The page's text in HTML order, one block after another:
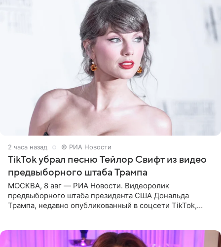
2 часа назад © РИА Новости
TikTok убрал песню Тейлор Свифт из видео
предвыборного штаба Трампа
МОСКВА, 8 авг — РИА Новости. Видеоролик
предвыборного штаба президента США Дональда
Трампа, недавно опубликованный в соцсети TikTok,